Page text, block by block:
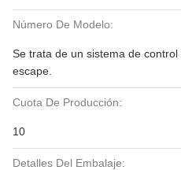
Número De Modelo:
Se trata de un sistema de
escape.
Cuota De Producción:
10
Detalles Del Embalaje: